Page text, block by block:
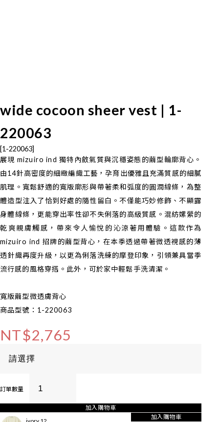
wide cocoon sheer vest | 1-
220063
[1-220063]
展現 mizuiro ind 獨特內斂氣質與沉穩姿態的繭型輪廓背心。
由14針高密度的細緻編織工藝，孕育出優雅且充滿質感的細膩
肌理。寬鬆舒適的寬版廓形與帶著柔和弧度的圓潤線條，為整
體造型注入了恰到好處的隨性留白。不僅能巧妙修飾、不顯露
身體線條，更能穿出率性卻不失俐落的高級質感。混紡嫘縈的
乾爽親膚觸感，帶來令人愉悅的沁涼著用體驗。這款作為
mizuiro ind 招牌的繭型背心，在本季透過帶著微透視感的薄
透針織再度升級，以更為俐落洗練的摩登印象，引領兼具當季
流行感的風格穿搭。此外，可於家中輕鬆手洗清潔。
寬版繭型微透膚背心
商品型號：1-220063
NT$2,765
訂單數量
加入購物車
加入購物車